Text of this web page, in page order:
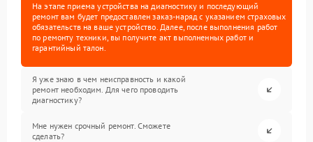
На этапе приема устройства на диагностику и последующий
ремонт вам будет предоставлен заказ-наряд с указанием страховых
обязательств на ваше устройство. Далее, после выполнения работ
по ремонту техники, вы получите акт выполненных работ и
гарантийный талон.
Я уже знаю в чем неисправность и какой
ремонт необходим. Для чего проводить
диагностику?
Мне нужен срочный ремонт. Сможете
сделать?